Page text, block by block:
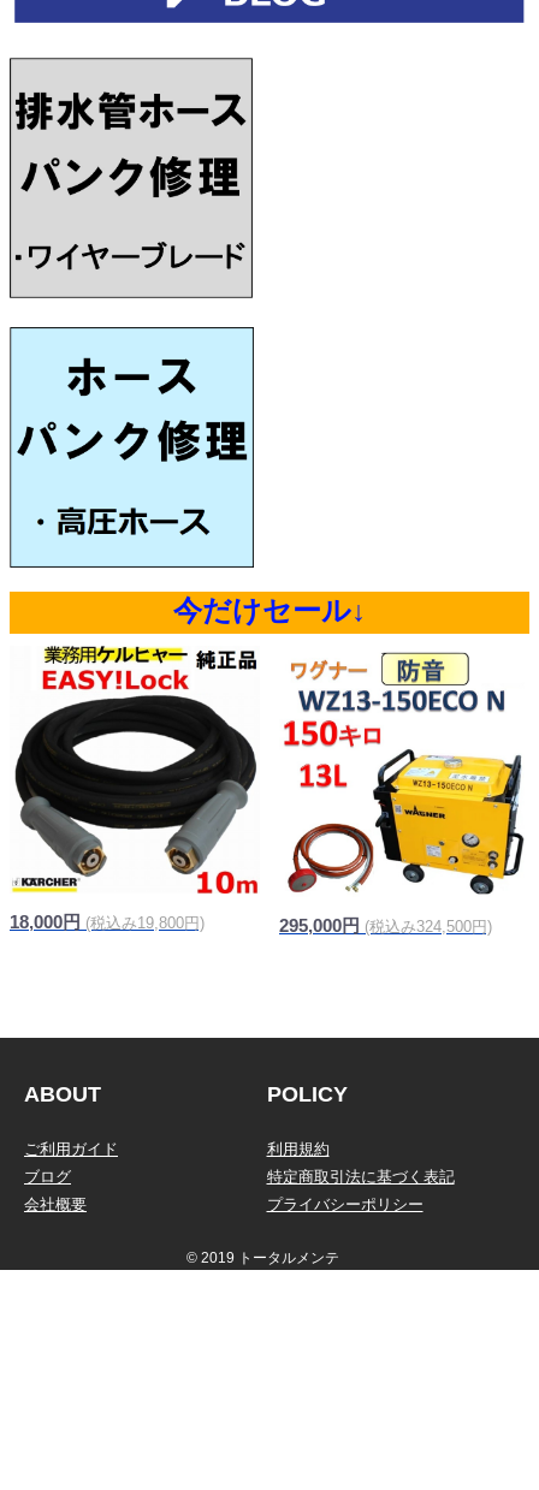
今だけセール↓
18,000円 (税込み19,800円) 295,000円 (税込み324,500円)
ABOUT
ご利用ガイド
ブログ
会社概要
POLICY
利用規約
特定商取引法に基づく表記
プライバシーポリシー
© 2019 トータルメンテ